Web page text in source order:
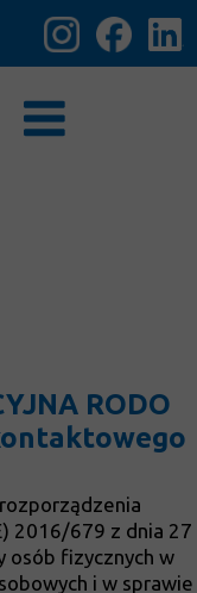
RODO
2016/679 z dnia 27
osób fizycznych w
i w sprawie